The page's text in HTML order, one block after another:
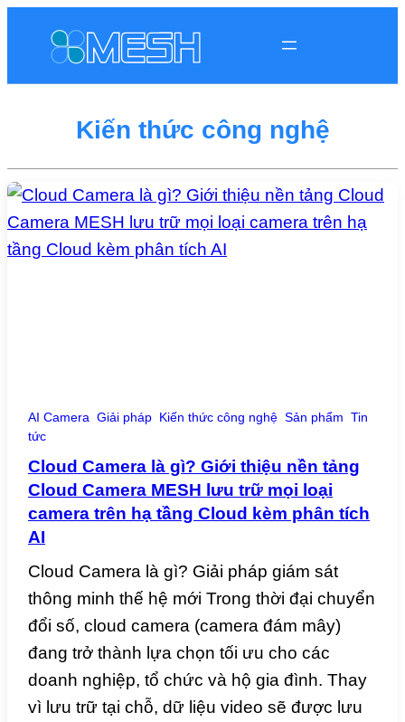
Kiến thức công nghệ
AI Camera Giải pháp Kiến thức công nghệ Sản phẩm Tin
tức
Cloud Camera là gì? Giới thiệu nền tảng
Cloud Camera MESH lưu trữ mọi loại
camera trên hạ tầng Cloud kèm phân tích
AI
Cloud Camera là gì? Giải pháp giám sát
thông minh thế hệ mới Trong thời đại chuyển
đổi số, cloud camera (camera đám mây)
đang trở thành lựa chọn tối ưu cho các
doanh nghiệp, tổ chức và hộ gia đình. Thay
vì lưu trữ tại chỗ, dữ liệu video sẽ được lưu